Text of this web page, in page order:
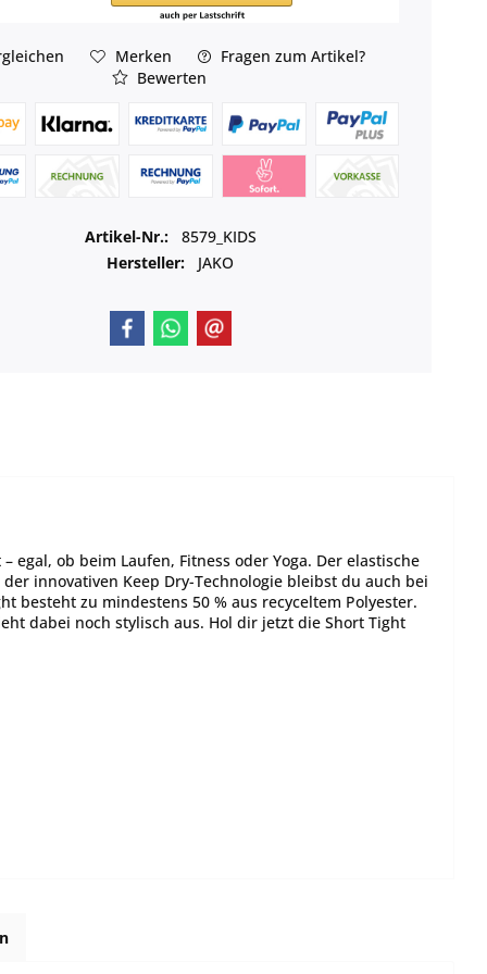
Merken
Fragen zum Artikel?
Bewerten
Artikel-Nr.:
8579_KIDS
Hersteller:
JAKO
ob beim Laufen, Fitness oder Yoga. Der elastische
innovativen Keep Dry-Technologie bleibst du auch bei
besteht zu mindestens 50 % aus recyceltem Polyester.
dabei noch stylisch aus. Hol dir jetzt die Short Tight